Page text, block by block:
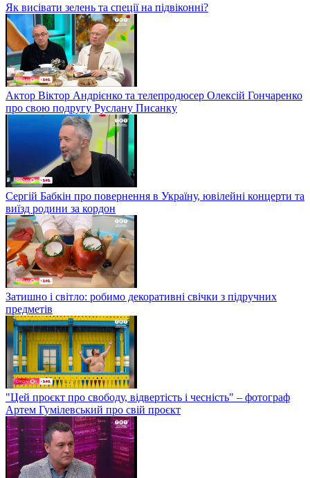
Як висівати зелень та спеції на підвіконні?
Актор Віктор Андрієнко та телепродюсер Олексій Гончаренко
про свою подругу Руслану Писанку
Сергій Бабкін про повернення в Україну, ювілейні концерти та
виїзд родини за кордон
Затишно і світло: робимо декоративні свічки з підручних
предметів
"Цей проєкт про свободу, відвертість і чесність" – фотограф
Артем Гумілевський про свій проєкт